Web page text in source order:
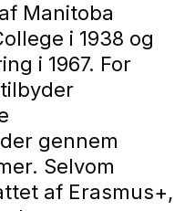
Manitoba
i 1938 og
i 1967. For
gennem
Selvom
af Erasmus+,